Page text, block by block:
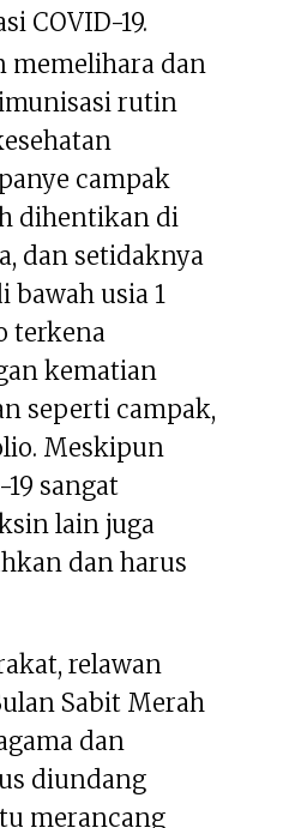
COVID-19.
memelihara dan
rutin
campak
dihentikan di
dan setidaknya
bawah usia 1
terkena
kematian
seperti campak,
Meskipun
sangat
lain juga
dan harus
relawan
Sabit Merah
dan
diundang
merancang